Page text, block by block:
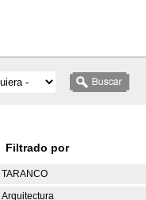
Filtrado por
TARANCO
Arquitectura